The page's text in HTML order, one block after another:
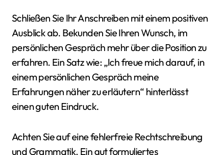
Schließen Sie Ihr Anschreiben mit einem positiven
Ausblick ab. Bekunden Sie Ihren Wunsch, im
persönlichen Gespräch mehr über die Position zu
erfahren. Ein Satz wie: „Ich freue mich darauf, in
einem persönlichen Gespräch meine
Erfahrungen näher zu erläutern“ hinterlässt
einen guten Eindruck.
Achten Sie auf eine fehlerfreie Rechtschreibung
und Grammatik. Ein gut formuliertes